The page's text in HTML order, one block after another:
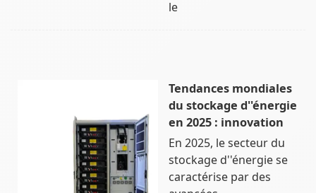
le
Tendances mondiales
du stockage d''énergie
en 2025 : innovation
En 2025, le secteur du
stockage d''énergie se
caractérise par des